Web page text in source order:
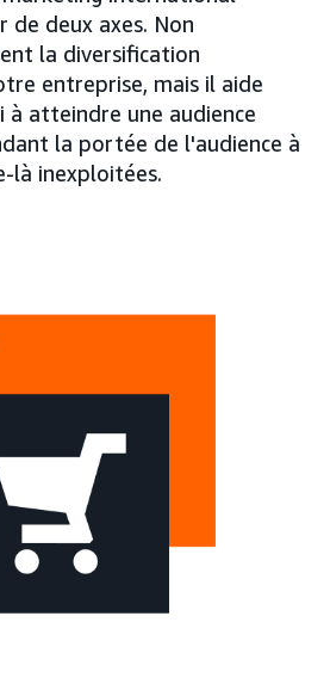
deux axes. Non
la diversification
entreprise, mais il aide
à atteindre une audience
la portée de l'audience à
là inexploitées.